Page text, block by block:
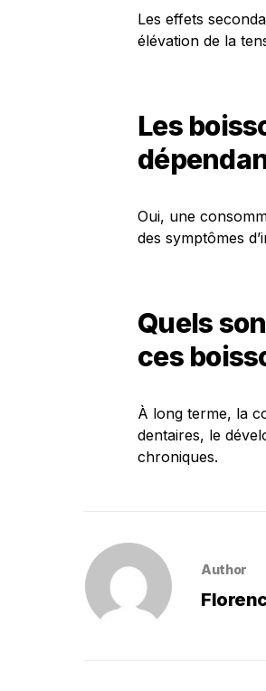
Les effets
élévation de la
Les
Oui, une
des symptômes
Quels
ces
À long terme, la
dentaires, le
chroniques.
Author